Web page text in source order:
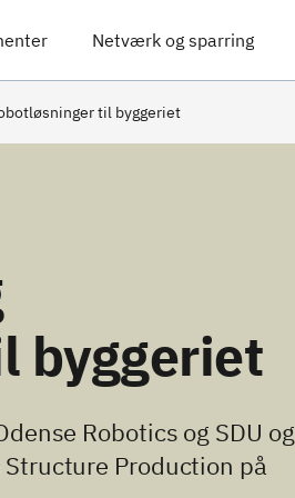
Netværk og sparring
til byggeriet
byggeriet
Robotics og SDU og
Production på